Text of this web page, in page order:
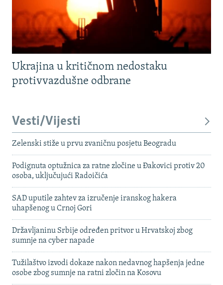
Ukrajina u kritičnom nedostaku
protivvazdušne odbrane
Vesti/Vijesti
Zelenski stiže u prvu zvaničnu posjetu Beogradu
Podignuta optužnica za ratne zločine u Đakovici protiv 20
osoba, uključujući Radoičića
SAD uputile zahtev za izručenje iranskog hakera
uhapšenog u Crnoj Gori
Državljaninu Srbije određen pritvor u Hrvatskoj zbog
sumnje na cyber napade
Tužilaštvo izvodi dokaze nakon nedavnog hapšenja jedne
osobe zbog sumnje na ratni zločin na Kosovu